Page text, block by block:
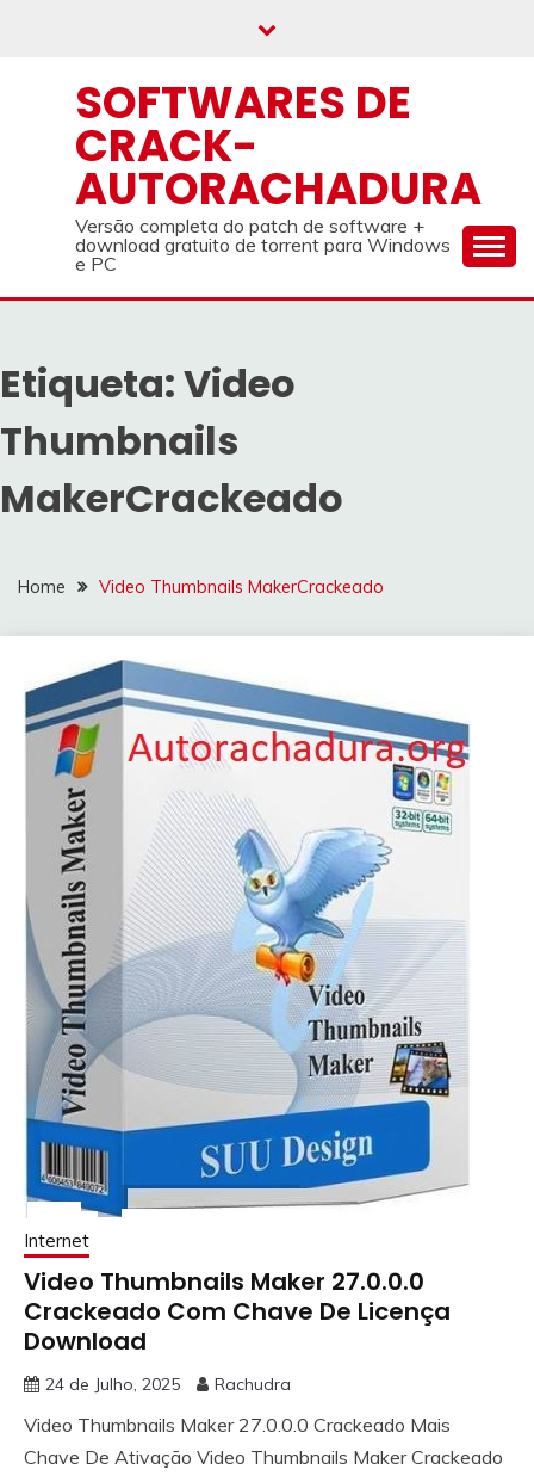
SOFTWARES DE
CRACK-
AUTORACHADURA
Versão completa do patch de software +
download gratuito de torrent para Windows
e PC
Etiqueta:Video
Thumbnails
MakerCrackeado
Home Video Thumbnails MakerCrackeado
Internet
Video Thumbnails Maker 27.0.0.0
Crackeado Com Chave De Licença
Download
24 de Julho, 2025 Rachudra
Video Thumbnails Maker 27.0.0.0 Crackeado Mais
Chave De Ativação Video Thumbnails Maker Crackeado